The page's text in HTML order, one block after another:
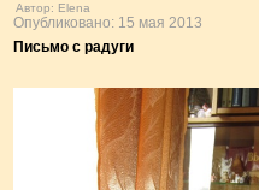
Автор: Elena
Опубликовано: 15 мая 2013
Письмо с радуги